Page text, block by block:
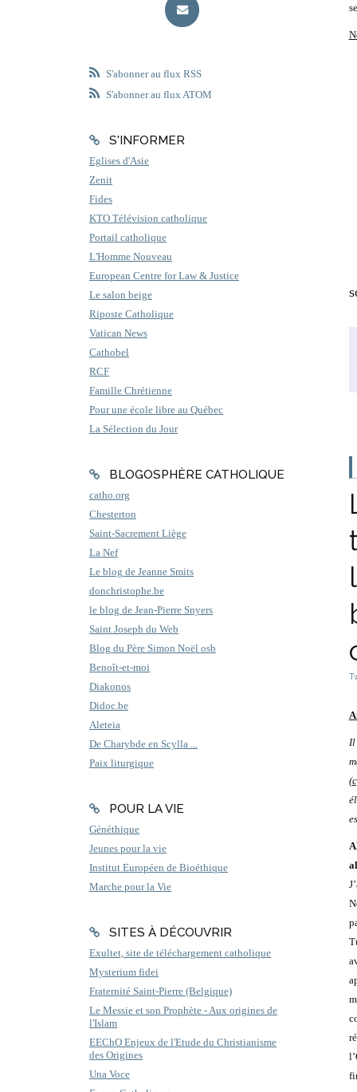
S'abonner au flux RSS
S'abonner au flux ATOM
S'INFORMER
Eglises d'Asie
Zenit
Fides
KTO Télévision catholique
Portail catholique
L'Homme Nouveau
European Centre for Law & Justice
Le salon beige
Riposte Catholique
Vatican News
Cathobel
RCF
Famille Chrétienne
Pour une école libre au Québec
La Sélection du Jour
BLOGOSPHÈRE CATHOLIQUE
catho.org
Chesterton
Saint-Sacrement Liège
La Nef
Le blog de Jeanne Smits
donchristophe.be
le blog de Jean-Pierre Snyers
Saint Joseph du Web
Blog du Père Simon Noël osb
Benoît-et-moi
Diakonos
Didoc.be
Aleteia
De Charybde en Scylla ...
Paix liturgique
POUR LA VIE
Généthique
Jeunes pour la vie
Institut Européen de Bioéthique
Marche pour la Vie
SITES À DÉCOUVRIR
Exultet, site de téléchargement catholique
Mysterium fidei
Fraternité Saint-Pierre (Belgique)
Le Messie et son Prophète - Aux origines de
l'Islam
EEChO Enjeux de l'Etude du Christianisme
des Origines
Una Voce
(